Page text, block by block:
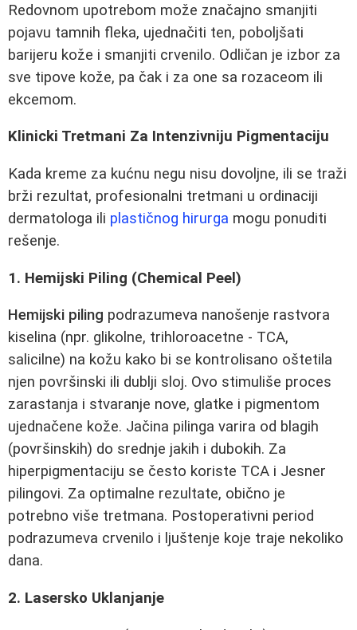
Redovnom upotrebom može značajno smanjiti
pojavu tamnih fleka, ujednačiti ten, poboljšati
barijeru kože i smanjiti crvenilo. Odličan je izbor za
sve tipove kože, pa čak i za one sa rozaceom ili
ekcemom.
Klinicki Tretmani Za Intenzivniju Pigmentaciju
Kada kreme za kućnu negu nisu dovoljne, ili se traži
brži rezultat, profesionalni tretmani u ordinaciji
dermatologa ili plastičnog hirurga mogu ponuditi
rešenje.
1. Hemijski Piling (Chemical Peel)
Hemijski piling podrazumeva nanošenje rastvora
kiselina (npr. glikolne, trihloroacetne - TCA,
salicilne) na kožu kako bi se kontrolisano oštetila
njen površinski ili dublji sloj. Ovo stimuliše proces
zarastanja i stvaranje nove, glatke i pigmentom
ujednačene kože. Jačina pilinga varira od blagih
(površinskih) do srednje jakih i dubokih. Za
hiperpigmentaciju se često koriste TCA i Jesner
pilingovi. Za optimalne rezultate, obično je
potrebno više tretmana. Postoperativni period
podrazumeva crvenilo i ljuštenje koje traje nekoliko
dana.
2. Lasersko Uklanjanje